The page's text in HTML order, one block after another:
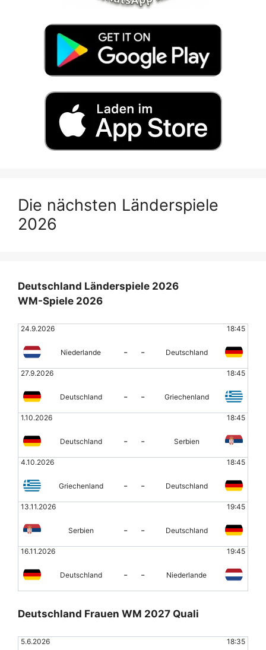
Die nächsten Länderspiele
2026
Deutschland Länderspiele 2026
WM-Spiele 2026
24.9.2026 18:45
Niederlande - - Deutschland
27.9.2026 18:45
Deutschland - - Griechenland
1.10.2026 18:45
Deutschland - - Serbien
4.10.2026 18:45
Griechenland - - Deutschland
13.11.2026 19:45
Serbien - - Deutschland
16.11.2026 19:45
Deutschland - - Niederlande
Deutschland Frauen WM 2027 Quali
5.6.2026 18:35